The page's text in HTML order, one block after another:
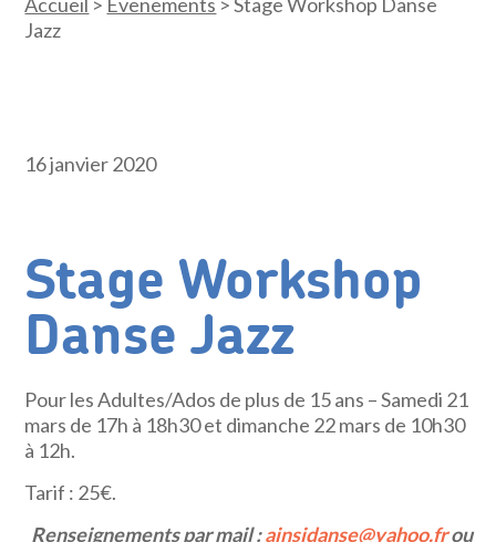
Jazz
16 janvier 2020
Stage Workshop
Danse Jazz
Pour les Adultes/Ados de plus de 15 ans – Samedi 21
mars de 17h à 18h30 et dimanche 22 mars de 10h30
à 12h.
Tarif : 25€.
Renseignements par mail :ainsidanse@yahoo.frou